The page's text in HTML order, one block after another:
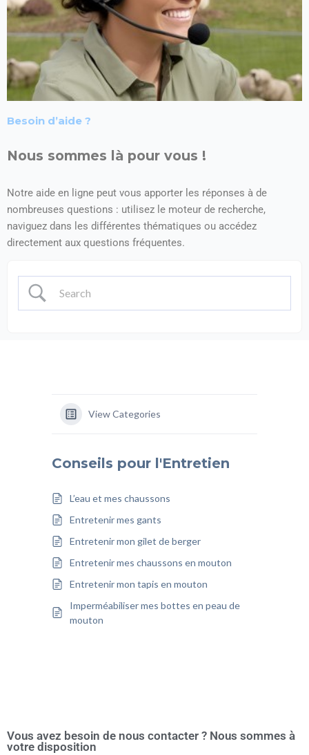
Besoin d’aide ?
Nous sommes là pour vous !
Notre aide en ligne peut vous apporter les réponses à de
nombreuses questions : utilisez le moteur de recherche,
naviguez dans les différentes thématiques ou accédez
directement aux questions fréquentes.
View Categories
Conseils pour l'Entretien
L’eau et mes chaussons
Entretenir mes gants
Entretenir mon gilet de berger
Entretenir mes chaussons en mouton
Entretenir mon tapis en mouton
Imperméabiliser mes bottes en peau de
mouton
Vous avez besoin de nous contacter ? Nous sommes à
votre disposition